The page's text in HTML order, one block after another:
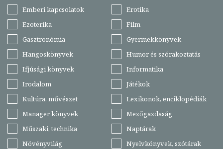
Emberi kapcsolatok
Erotika
Ezoterika
Film
Gasztronómia
Gyermekkönyvek
Hangoskönyvek
Humor és szórakoztatás
Ifjúsági könyvek
Informatika
Irodalom
Játékok
Kultúra, művészet
Lexikonok, enciklopédiák
Manager könyvek
Mezőgazdaság
Műszaki, technika
Naptárak
Növényvilág
Nyelvkönyvek, szótárak